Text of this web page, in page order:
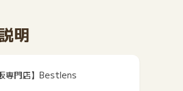
明
専門店】Bestlens